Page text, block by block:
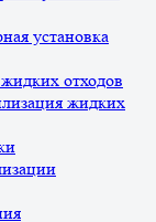
установка
отходов
жидких